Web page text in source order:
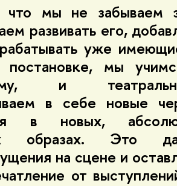
что мы не забываем
развивать его,
уже
постановке, мы
и
в себе новые
в новых,
образах. Это
на сцене и
от